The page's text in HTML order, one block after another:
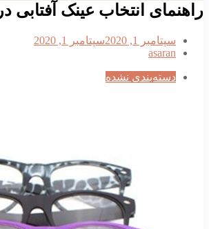
راهنمای انتخاب عینک آفتابی در ۴ مرحله
سپتامبر 1, 2020
سپتامبر 1, 2020
asaran
دسته‌بندی نشده